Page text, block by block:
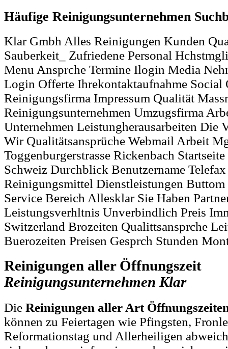
Häufige Reinigungsunternehmen
Klar Gmbh Alles Reinigungen Kunden
Sauberkeit_ Zufriedene Personal
Menu Ansprche Termine Ilogin Media
Login Offerte Ihrekontaktaufnahme Social
Reinigungsfirma Impressum Qualität
Reinigungsunternehmen Umzugsfirma
Unternehmen Leistungherausarbeiten Die
Wir Qualitätsansprüche Webmail Arbeit
Toggenburgerstrasse Rickenbach
Schweiz Durchblick Benutzername
Reinigungsmittel Dienstleistungen Buttom
Service Bereich Allesklar Sie Haben
Leistungsverhltnis Unverbindlich Preis
Switzerland Brozeiten Qualittsansprche
Buerozeiten Preisen Gesprch Stunden
Reinigungen aller Öffnungszeit
Reinigungsunternehmen Klar
Die Reinigungen aller Art
können zu Feiertagen wie Pfingsten,
Reformationstag und Allerheiligen